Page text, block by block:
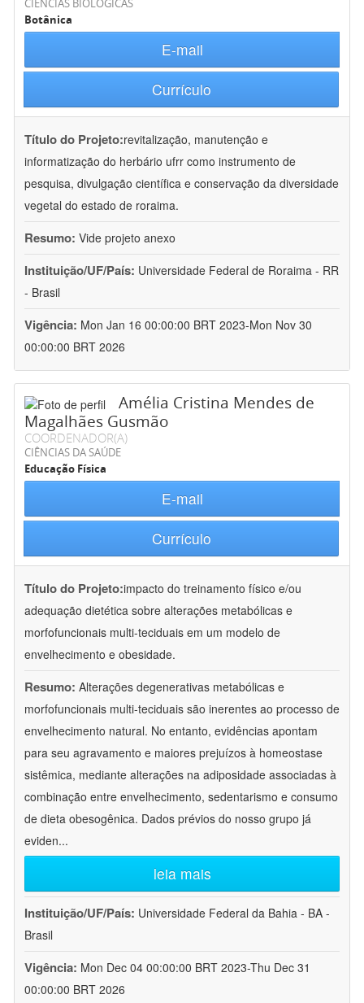
CIÊNCIAS BIOLÓGICAS
Botânica
E-mail
Currículo
Título do Projeto:revitalização, manutenção e
informatização do herbário ufrr como instrumento de
pesquisa, divulgação científica e conservação da diversidade
vegetal do estado de roraima.
Resumo: Vide projeto anexo
Instituição/UF/País: Universidade Federal de Roraima - RR
- Brasil
Vigência: Mon Jan 16 00:00:00 BRT 2023-Mon Nov 30
00:00:00 BRT 2026
Amélia Cristina Mendes de
Magalhães Gusmão
COORDENADOR(A)
CIÊNCIAS DA SAÚDE
Educação Física
E-mail
Currículo
Título do Projeto:impacto do treinamento físico e/ou
adequação dietética sobre alterações metabólicas e
morfofuncionais multi-teciduais em um modelo de
envelhecimento e obesidade.
Resumo: Alterações degenerativas metabólicas e
morfofuncionais multi-teciduais são inerentes ao processo de
envelhecimento natural. No entanto, evidências apontam
para seu agravamento e maiores prejuízos à homeostase
sistêmica, mediante alterações na adiposidade associadas à
combinação entre envelhecimento, sedentarismo e consumo
de dieta obesogênica. Dados prévios do nosso grupo já
eviden...
leia mais
Instituição/UF/País: Universidade Federal da Bahia - BA -
Brasil
Vigência: Mon Dec 04 00:00:00 BRT 2023-Thu Dec 31
00:00:00 BRT 2026